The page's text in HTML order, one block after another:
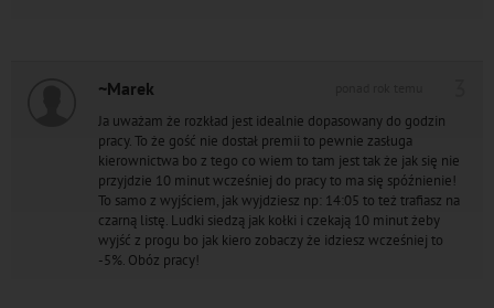
~Marek
Ja uważam że rozkład jest idealnie dopasowany do godzin
pracy. To że gość nie dostał premii to pewnie zasługa
kierownictwa bo z tego co wiem to tam jest tak że jak się nie
przyjdzie 10 minut wcześniej do pracy to ma się spóźnienie!
To samo z wyjściem, jak wyjdziesz np: 14:05 to też trafiasz na
czarną listę. Ludki siedzą jak kołki i czekają 10 minut żeby
wyjść z progu bo jak kiero zobaczy że idziesz wcześniej to
-5%. Obóz pracy!